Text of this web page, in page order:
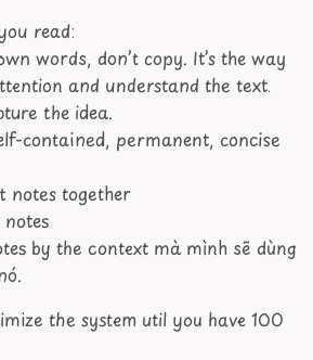
read:
words, don’t copy. It’s the way
and understand the text.
the idea.
contained, permanent, concise
notes together
by the context mà mình sẽ dùng
the system util you have 100